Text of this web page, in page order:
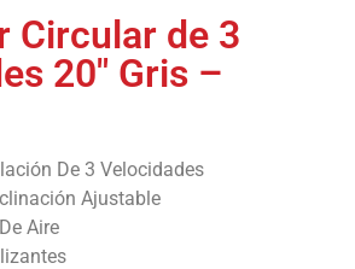
Circular de 3
20″ Gris –
De 3 Velocidades
Ajustable
Aire